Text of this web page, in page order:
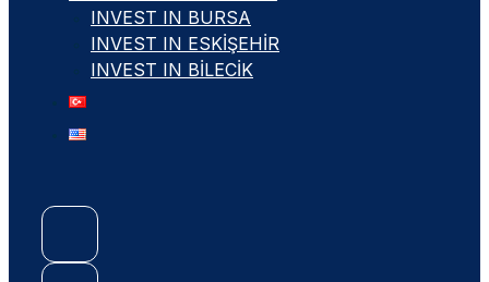
INVEST IN BURSA
INVEST IN ESKIŞEHIR
INVEST IN BILECIK